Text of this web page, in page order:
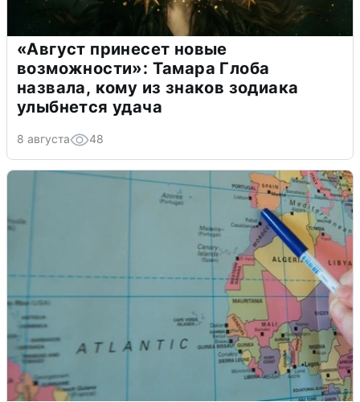
«Август принесет новые
возможности»: Тамара Глоба
назвала, кому из знаков зодиака
улыбнется удача
8 августа 48